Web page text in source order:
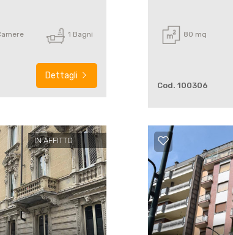
1 Bagni
Dettagli
80 mq
Cod. 100306
IN AFFITTO